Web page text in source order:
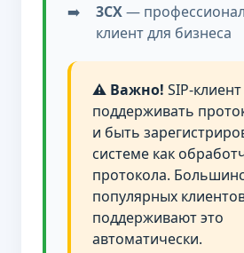
3CX—
клиент для бизнеса
⚠️ Важно! SIP-
поддерживать
и быть
системе как
протокола.
популярных
поддерживают это
автоматически.